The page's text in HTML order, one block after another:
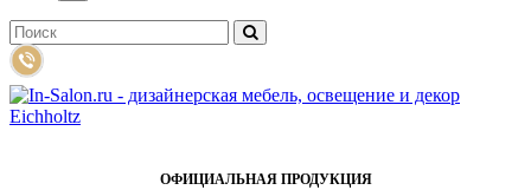
ОФИЦИАЛЬНАЯ ПРОДУКЦИЯ